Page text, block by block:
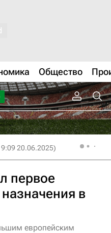
Общество
20.06.2025)
первое
в
европейским